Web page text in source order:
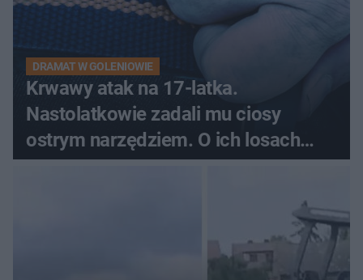
DRAMAT W GOLENIOWIE
Krwawy atak na 17-latka.
Nastolatkowie zadali mu ciosy
ostrym narzędziem. O ich losach
zdecyduje sąd rodzinny